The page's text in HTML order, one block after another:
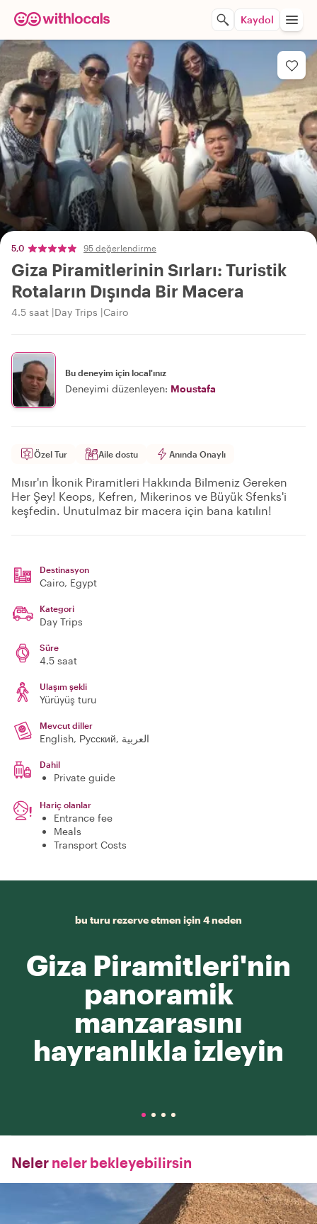
Kaydol
5,0 95 değerlendirme
Giza Piramitlerinin Sırları: Turistik
Rotaların Dışında Bir Macera
4.5 saat Day Trips Cairo
Bu deneyim için local'ınız
Deneyimi düzenleyen: Moustafa
Özel Tur Aile dostu Anında Onaylı
Mısır'ın İkonik Piramitleri Hakkında Bilmeniz Gereken
Her Şey! Keops, Kefren, Mikerinos ve Büyük Sfenks'i
keşfedin. Unutulmaz bir macera için bana katılın!
Destinasyon
Cairo, Egypt
Kategori
Day Trips
Süre
4.5 saat
Ulaşım şekli
Yürüyüş turu
Mevcut diller
English, Русский, العربية
Dahil
Private guide
Hariç olanlar
Entrance fee
Meals
Transport Costs
bu turu rezerve etmen için 4 neden
Giza Piramitleri'nin
panoramik
manzarasını
hayranlıkla izleyin
Neler neler bekleyebilirsin